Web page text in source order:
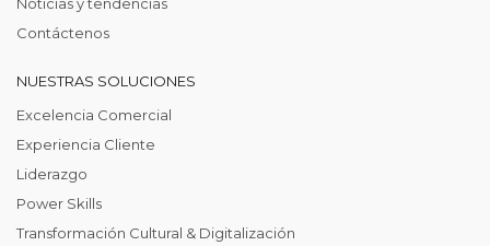
Contáctenos
NUESTRAS SOLUCIONES
Excelencia Comercial
Experiencia Cliente
Liderazgo
Power Skills
Transformación Cultural & Digitalización